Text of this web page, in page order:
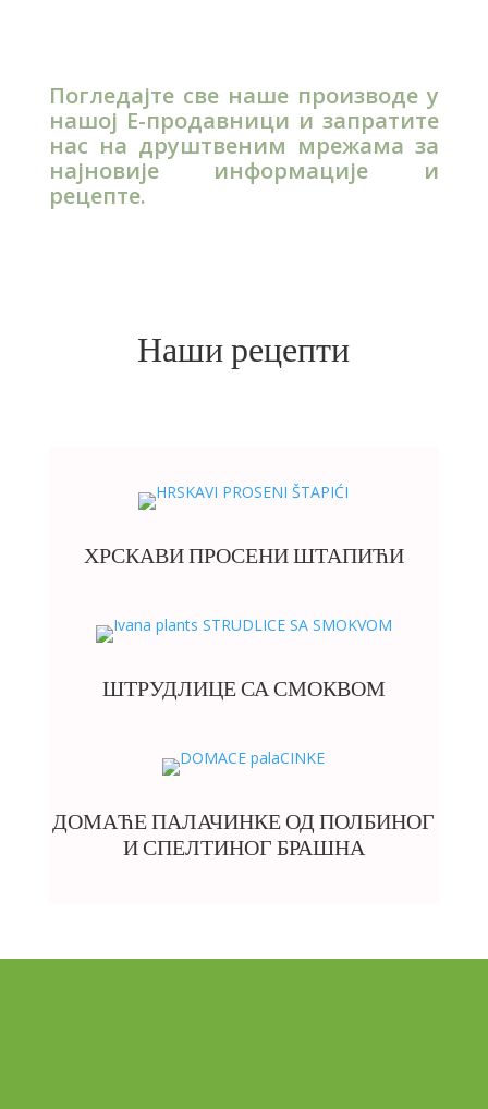
Погледајте све наше производе у
нашој Е-продавници и запратите
нас на друштвеним мрежама за
најновије информације и
рецепте.
Наши рецепти
ХРСКАВИ ПРОСЕНИ ШТАПИЋИ
ШТРУДЛИЦЕ СА СМОКВОМ
ДОМАЋЕ ПАЛАЧИНКЕ ОД ПОЛБИНОГ
И СПЕЛТИНОГ БРАШНА